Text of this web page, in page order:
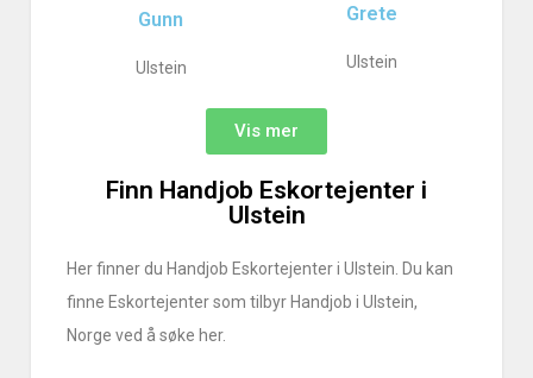
Gunn
Ulstein
Grete
Ulstein
Vis mer
Finn Handjob Eskortejenter i
Ulstein
Her finner du Handjob Eskortejenter i Ulstein. Du kan
finne Eskortejenter som tilbyr Handjob i Ulstein,
Norge ved å søke her.